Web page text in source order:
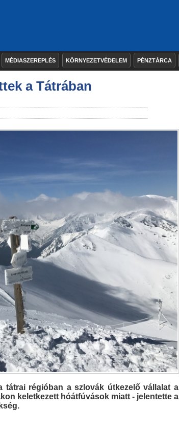
MÉDIASZEREPLÉS KÖRNYEZETVÉDELEM PÉNZTÁRCA
a Tátrában
tátrai régióban a szlovák útkezelő vállalat a
keletkezett hóátfúvások miatt - jelentette a